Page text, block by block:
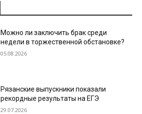
Можно ли заключить брак среди
недели в торжественной обстановке?
05.08.2026
Рязанские выпускники показали
рекордные результаты на ЕГЭ
29.07.2026